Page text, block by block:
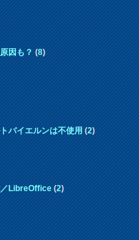
因も？(8)
バイエルンは不使用(2)
LibreOffice(2)